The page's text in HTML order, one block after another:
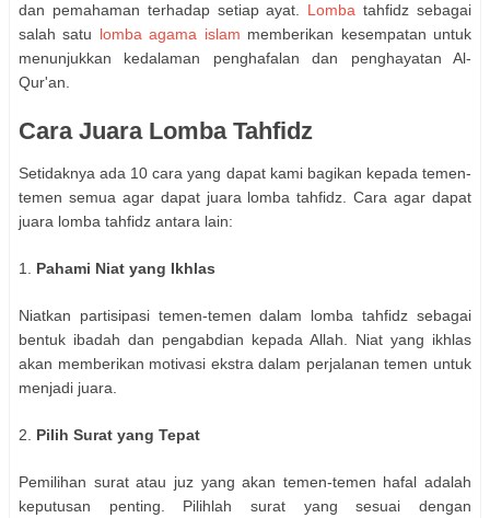
dan pemahaman terhadap setiap ayat. Lomba tahfidz sebagai
salah satu lomba agama islam memberikan kesempatan untuk
menunjukkan kedalaman penghafalan dan penghayatan Al-
Qur'an.
Cara Juara Lomba Tahfidz
Setidaknya ada 10 cara yang dapat kami bagikan kepada temen-
temen semua agar dapat juara lomba tahfidz. Cara agar dapat
juara lomba tahfidz antara lain:
1. Pahami Niat yang Ikhlas
Niatkan partisipasi temen-temen dalam lomba tahfidz sebagai
bentuk ibadah dan pengabdian kepada Allah. Niat yang ikhlas
akan memberikan motivasi ekstra dalam perjalanan temen untuk
menjadi juara.
2. Pilih Surat yang Tepat
Pemilihan surat atau juz yang akan temen-temen hafal adalah
keputusan penting. Pilihlah surat yang sesuai dengan